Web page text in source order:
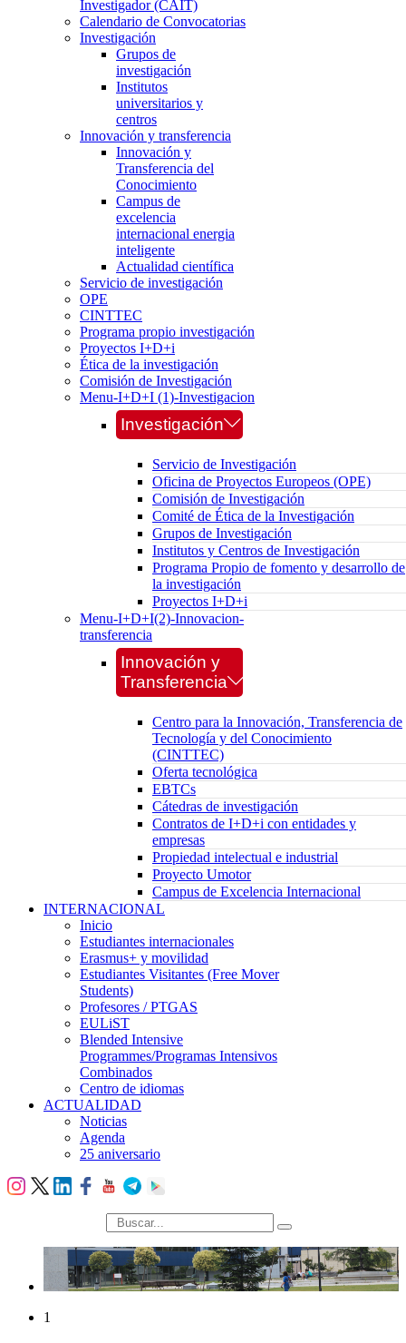
Investigador (CAIT)
Calendario de Convocatorias
Investigación
Grupos de
investigación
Institutos
universitarios y
centros
Innovación y transferencia
Innovación y
Transferencia del
Conocimiento
Campus de
excelencia
internacional energia
inteligente
Actualidad científica
Servicio de investigación
OPE
CINTTEC
Programa propio investigación
Proyectos I+D+i
Ética de la investigación
Comisión de Investigación
Menu-I+D+I (1)-Investigacion
Investigación
Servicio de Investigación
Oficina de Proyectos Europeos (OPE)
Comisión de Investigación
Comité de Ética de la Investigación
Grupos de Investigación
Institutos y Centros de Investigación
Programa Propio de fomento y desarrollo de
la investigación
Proyectos I+D+i
Menu-I+D+I(2)-Innovacion-
transferencia
Innovación y
Transferencia
Centro para la Innovación, Transferencia de
Tecnología y del Conocimiento
(CINTTEC)
Oferta tecnológica
EBTCs
Cátedras de investigación
Contratos de I+D+i con entidades y
empresas
Propiedad intelectual e industrial
Proyecto Umotor
Campus de Excelencia Internacional
INTERNACIONAL
Inicio
Estudiantes internacionales
Erasmus+ y movilidad
Estudiantes Visitantes (Free Mover
Students)
Profesores / PTGAS
EULiST
Blended Intensive
Programmes/Programas Intensivos
Combinados
Centro de idiomas
ACTUALIDAD
Noticias
Agenda
25 aniversario
búsqueda
1